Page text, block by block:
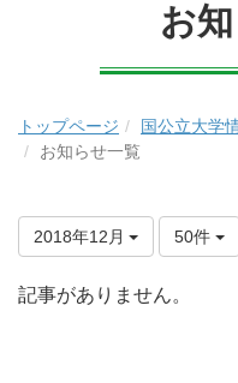
お
トップページ
国公立大学
お知らせ一覧
2018年12月 50件
記事がありません。